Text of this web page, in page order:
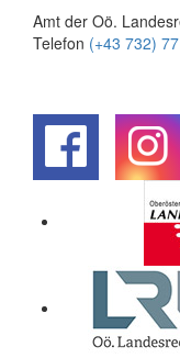
Amt der Oö.
Telefon (+43 732)